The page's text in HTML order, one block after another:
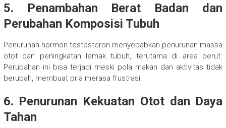
5. Penambahan Berat Badan dan
Perubahan Komposisi Tubuh
Penurunan hormon testosteron menyebabkan penurunan massa
otot dan peningkatan lemak tubuh, terutama di area perut.
Perubahan ini bisa terjadi meski pola makan dan aktivitas tidak
berubah, membuat pria merasa frustrasi.
6. Penurunan Kekuatan Otot dan Daya
Tahan